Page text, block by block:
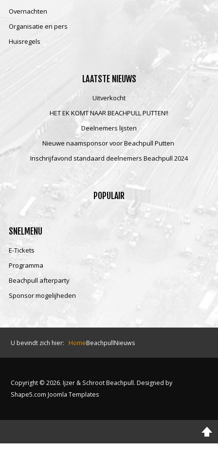
Overnachten
Organisatie en pers
Huisregels
LAATSTE NIEUWS
Uitverkocht
HET EK KOMT NAAR BEACHPULL PUTTEN!!
Deelnemers lijsten
Nieuwe naamsponsor voor Beachpull Putten
Inschrijfavond standaard deelnemers Beachpull 2024
POPULAIR
SNELMENU
E-Tickets
Programma
Beachpull afterparty
Sponsor mogelijheden
U bevindt zich hier: HomeBeachpullNieuws
Copyright © 2026. Ijzer & Schroot Beachpull. Designed by
Shape5.comJoomla Templates